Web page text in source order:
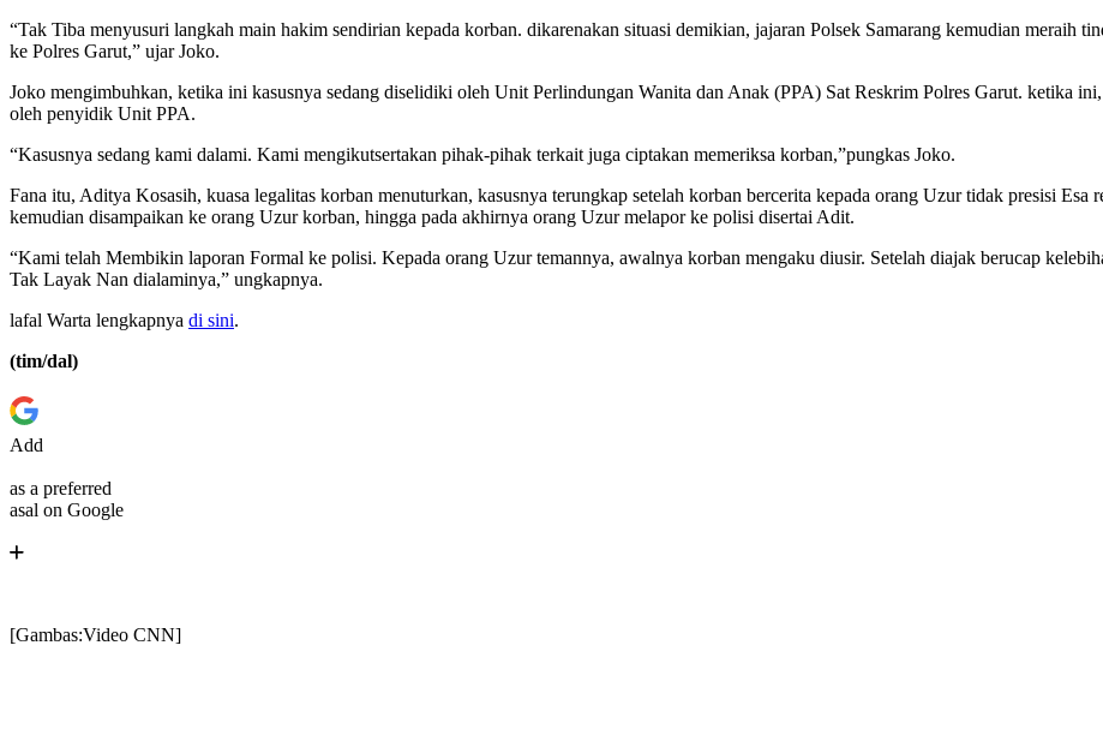
“Tak Tiba menyusuri langkah main hakim sendirian kepada korban. dikarenakan situasi demikian, jajaran Polsek Samarang kemudian meraih
ke Polres Garut,” ujar Joko.
Joko mengimbuhkan, ketika ini kasusnya sedang diselidiki oleh Unit Perlindungan Wanita dan Anak (PPA) Sat Reskrim Polres Garut. ketika
oleh penyidik Unit PPA.
“Kasusnya sedang kami dalami. Kami mengikutsertakan pihak-pihak terkait juga ciptakan memeriksa korban,”pungkas Joko.
Fana itu, Aditya Kosasih, kuasa legalitas korban menuturkan, kasusnya terungkap setelah korban bercerita kepada orang Uzur tidak presisi Esa
kemudian disampaikan ke orang Uzur korban, hingga pada akhirnya orang Uzur melapor ke polisi disertai Adit.
“Kami telah Membikin laporan Formal ke polisi. Kepada orang Uzur temannya, awalnya korban mengaku diusir. Setelah diajak berucap
Tak Layak Nan dialaminya,” ungkapnya.
lafal Warta lengkapnya di sini.
(tim/dal)
Add
as a preferred
asal on Google
[Gambas:Video CNN]